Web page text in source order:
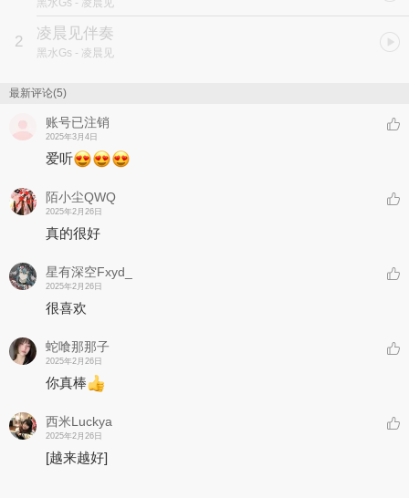
黑水Gs - 凌晨见
2 凌晨见伴奏
黑水Gs - 凌晨见
最新评论(5)
账号已注销
2025年3月4日
爱听
陌小尘QWQ
2025年2月26日
真的很好
星有深空Fxyd_
2025年2月26日
很喜欢
蛇喰那那子
2025年2月26日
你真棒
西米Luckya
2025年2月26日
[越来越好]